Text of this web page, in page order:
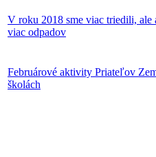
V roku 2018 sme viac triedili, ale
viac odpadov
Februárové aktivity Priateľov
školách